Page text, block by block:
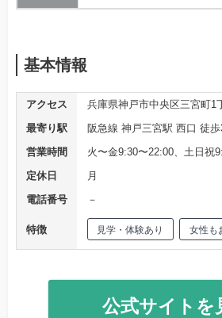
基本情報
アクセス
兵庫県神戸市中央区三宮町1
最寄り駅
阪急線 神戸三宮駅 西口 徒歩
営業時間
火〜金9:30〜22:00、土日祝
定休日
月
電話番号
－
特徴 見学・体験あり 女性も
公式サイトを